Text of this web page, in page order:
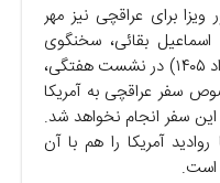
ویزا برای عراقچی نیز مهر
بقائی، سخنگوی
وزارت امور خارجه روز دوشنبه (۴ خرداد ۱۴۰۵) در نشست هفتگی،
سفر عراقچی به آمریکا
سفر انجام نخواهد شد.
آمریکا را هم با آن
است.